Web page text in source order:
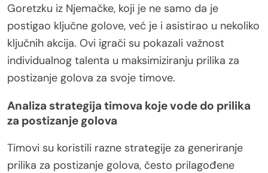
Goretzku iz Njemačke, koji je ne samo da je
postigao ključne golove, već je i asistirao u nekoliko
ključnih akcija. Ovi igrači su pokazali važnost
individualnog talenta u maksimiziranju prilika za
postizanje golova za svoje timove.
Analiza strategija timova koje vode do prilika
za postizanje golova
Timovi su koristili razne strategije za generiranje
prilika za postizanje golova, često prilagođene